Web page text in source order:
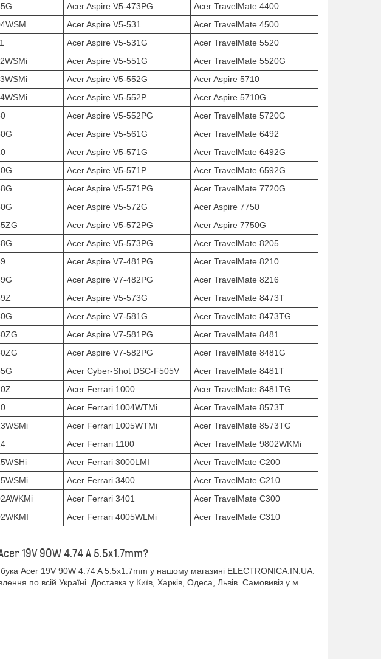
Acer Aspire V5-473PG
Acer TravelMate 4400
Acer Aspire V5-531
Acer TravelMate 4500
Acer Aspire V5-531G
Acer TravelMate 5520
Acer Aspire V5-551G
Acer TravelMate 5520G
Acer Aspire V5-552G
Acer Aspire 5710
Acer Aspire V5-552P
Acer Aspire 5710G
Acer Aspire V5-552PG
Acer TravelMate 5720G
Acer Aspire V5-561G
Acer TravelMate 6492
Acer Aspire V5-571G
Acer TravelMate 6492G
Acer Aspire V5-571P
Acer TravelMate 6592G
Acer Aspire V5-571PG
Acer TravelMate 7720G
Acer Aspire V5-572G
Acer Aspire 7750
Acer Aspire V5-572PG
Acer Aspire 7750G
Acer Aspire V5-573PG
Acer TravelMate 8205
Acer Aspire V7-481PG
Acer TravelMate 8210
Acer Aspire V7-482PG
Acer TravelMate 8216
Acer Aspire V5-573G
Acer TravelMate 8473T
Acer Aspire V7-581G
Acer TravelMate 8473TG
Acer Aspire V7-581PG
Acer TravelMate 8481
Acer Aspire V7-582PG
Acer TravelMate 8481G
Acer Cyber-Shot DSC-F505V
Acer TravelMate 8481T
Acer Ferrari 1000
Acer TravelMate 8481TG
Acer Ferrari 1004WTMi
Acer TravelMate 8573T
Acer Ferrari 1005WTMi
Acer TravelMate 8573TG
Acer Ferrari 1100
Acer TravelMate 9802WKMi
Acer Ferrari 3000LMI
Acer TravelMate C200
Acer Ferrari 3400
Acer TravelMate C210
Acer Ferrari 3401
Acer TravelMate C300
Acer Ferrari 4005WLMi Acer TravelMate C310
19V 90W 4.74 A 5.5x1.7mm?
Acer 19V 90W 4.74 A 5.5x1.7mm у нашому магазині ELECTRONICA.IN.UA.
по всій Україні. Доставка у Київ, Харків, Одеса, Львів. Самовивіз у м.